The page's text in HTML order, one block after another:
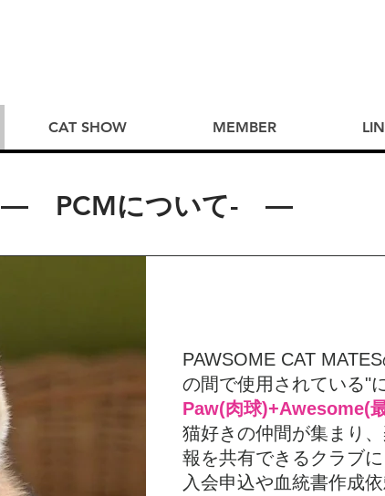
CAT SHOW MEMBER
― PCMについて- ―
PAWSOME CAT
の間で使用されている"
Paw(肉球)+Awesome(
猫好きの仲間が集まり
報を共有できるクラブ
入会申込や血統書作成